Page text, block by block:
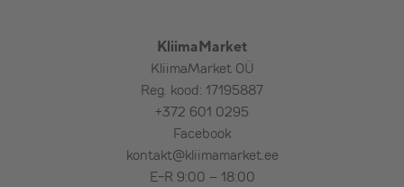
kondensatsiooniveevoolikut,
ühe (kuni 50 cm paksuse) seina läbimist,
v.a armeeritud betoon, maakivi, paas,
punane tellis jms (kokkuleppel),
elektertoidet: sise- või välisosa ligiduses
kuni 2,5 m kaugusel,
seadme põhifunktsioonide tutvustamist,
KliimaMarket
KliimaMarket OÜ
Reg. kood: 17195887
+372 601 0295
Facebook
kontakt@kliimamarket.ee
E-R 9:00 – 18:00